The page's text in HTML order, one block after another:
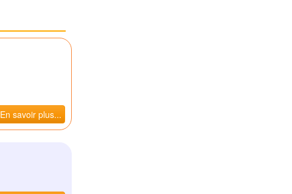
En savoir plus...